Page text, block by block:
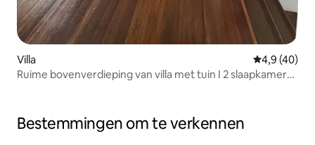
Villa
4,9 (40)
Ruime bovenverdieping van villa met tuin I 2 slaapkamers I
Bestemmingen om te verkennen